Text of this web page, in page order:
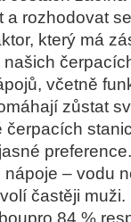
a rozhodovat
který má
čerpac
ů, včetně
áhají zůstat
čerpacích
é
nápoje – vodu
častěji muži.
84 %